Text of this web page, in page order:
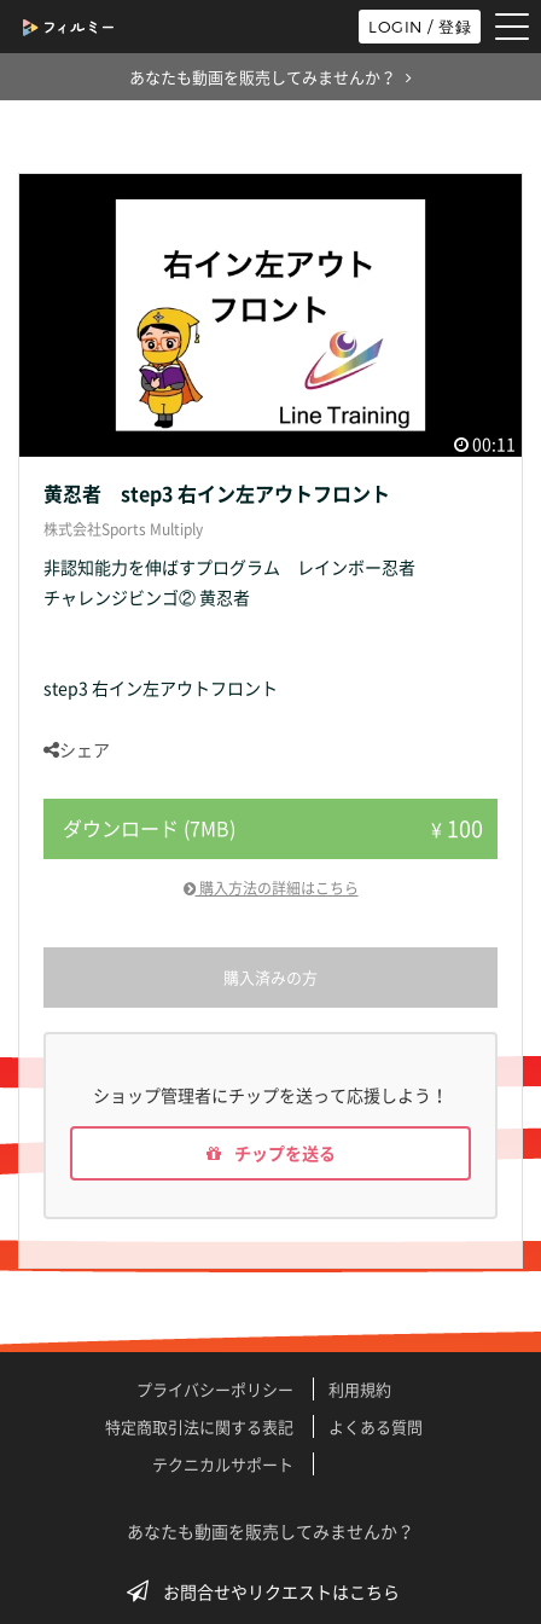
LOGIN / 登録
あなたも動画を販売してみませんか？
00:11
黄忍者 step3 右イン左アウトフロント
株式会社Sports Multiply
非認知能力を伸ばすプログラム レインボー忍者
チャレンジビンゴ② 黄忍者
step3 右イン左アウトフロント
シェア
ダウンロード (7MB) ¥ 100
購入方法の詳細はこちら
購入済みの方
ショップ管理者にチップを送って応援しよう！
チップを送る
お問合せやリクエストはこちら
プライバシーポリシー
利用規約
特定商取引法に関する表記
よくある質問
テクニカルサポート
あなたも動画を販売してみませんか？